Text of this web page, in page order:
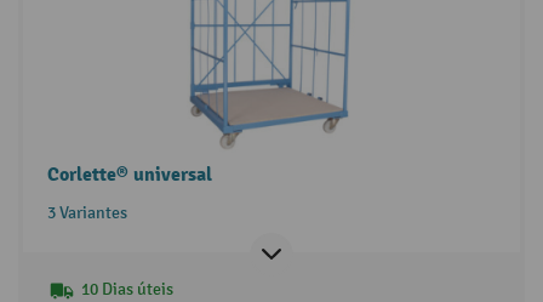
Corlette® universal
3 Variantes
10 Dias úteis